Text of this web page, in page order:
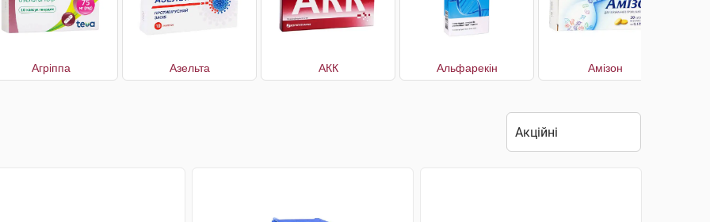
Агріппа Азельта АКК Альфарекін Амізон